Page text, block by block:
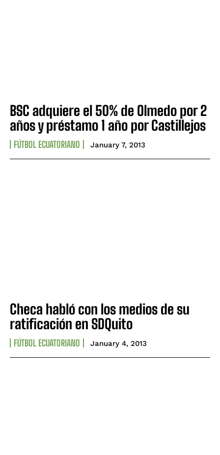
BSC adquiere el 50% de Olmedo por 2
años y préstamo 1 año por Castillejos
FÚTBOL ECUATORIANO January 7, 2013
Checa habló con los medios de su
ratificación en SDQuito
FÚTBOL ECUATORIANO January 4, 2013